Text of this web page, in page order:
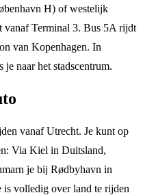
H) of westelijk
vanaf Terminal 3. Bus 5A rijdt
van Kopenhagen. In
je naar het stadscentrum.
vanaf Utrecht. Je kunt op
Via Kiel in Duitsland,
je bij Rødbyhavn in
is volledig over land te rijden